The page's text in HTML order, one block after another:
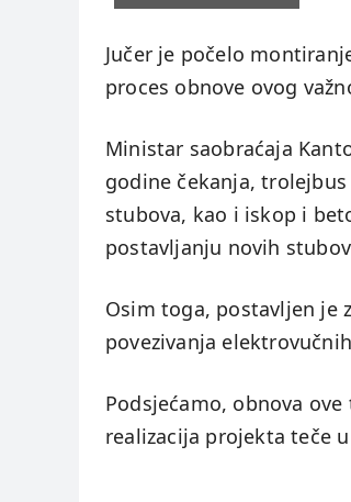
Jučer je počelo
proces obnove ovog
Ministar saobraćaja
godine čekanja,
stubova, kao i iskop i
postavljanju novih
Osim toga, postavljen je
povezivanja
Podsjećamo, obnova
realizacija projekta teče